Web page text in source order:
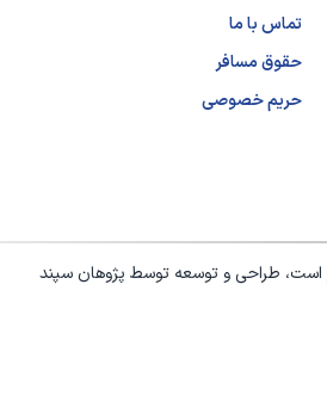
تماس با ما
حقوق مسافر
حریم خصوصی
است، طراحی و توسعه توسط پژوهان سپند